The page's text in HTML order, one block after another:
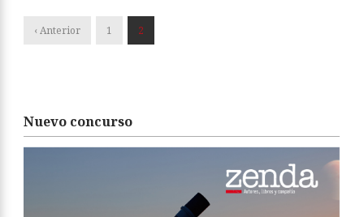
‹ Anterior 1 2
Nuevo concurso